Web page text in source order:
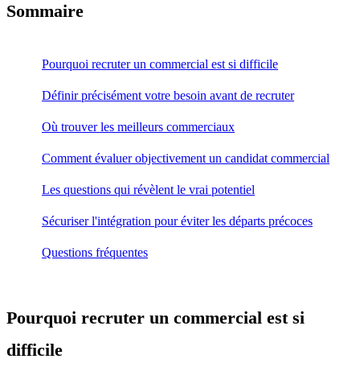
Sommaire
Pourquoi recruter un commercial est si difficile
Définir précisément votre besoin avant de recruter
Où trouver les meilleurs commerciaux
Comment évaluer objectivement un candidat commercial
Les questions qui révèlent le vrai potentiel
Sécuriser l'intégration pour éviter les départs précoces
Questions fréquentes
Pourquoi recruter un commercial est si
difficile